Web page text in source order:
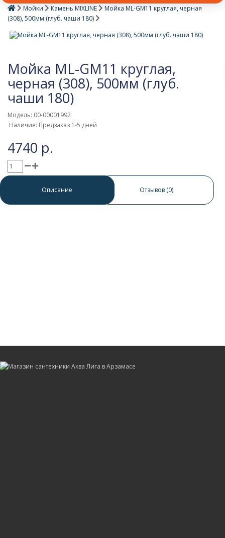
Мойки Камень MIXLINE
Мойкa ML-GM11 круглая, черная
(308), 500мм (глуб. чаши 180)
Мойкa ML-GM11 круглая,
черная (308), 500мм (глуб.
чаши 180)
Модель: 00-00001992
Наличие: Предзаказ 1-5 дней
4740 р.
Написать отзыв
Описание Отзывов (0)